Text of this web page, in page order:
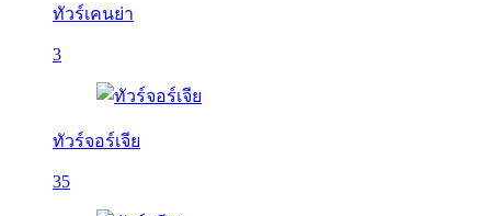
ทัวร์เคนย่า
3
ทัวร์จอร์เจีย
35